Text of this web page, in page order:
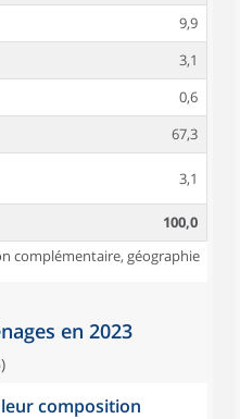
9,9
3,1
0,6
67,3
3,1
100,0
complémentaire, géographie
en 2023
leur composition